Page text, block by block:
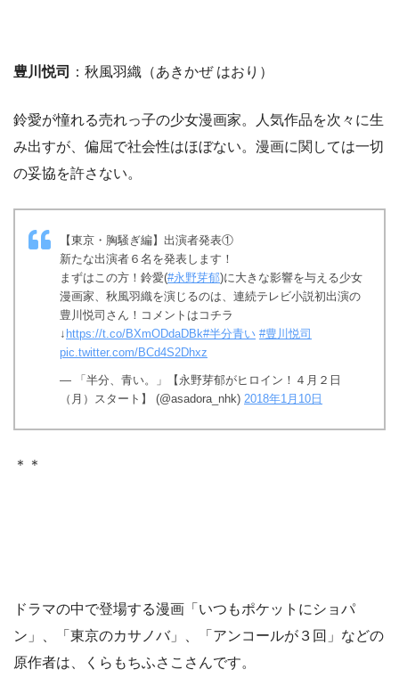
豊川悦司 ：秋風羽織（あきかぜ はおり）
鈴愛が憧れる売れっ子の少女漫画家。人気作品を次々に生
み出すが、偏屈で社会性はほぼない。漫画に関しては一切
の妥協を許さない。
【東京・胸騒ぎ編】出演者発表①
新たな出演者６名を発表します！
まずはこの方！鈴愛(#永野芽郁)に大きな影響を与える少女
漫画家、秋風羽織を演じるのは、連続テレビ小説初出演の
豊川悦司さん！コメントはコチラ
↓ https://t.co/BXmODdaDBk#半分青い #豊川悦司
pic.twitter.com/BCd4S2Dhxz
— 「半分、青い。」【永野芽郁がヒロイン！４月２日
（月）スタート】 (@asadora_nhk) 2018年1月10日
＊＊
ドラマの中で登場する漫画「いつもポケットにショパ
ン」、「東京のカサノバ」、「アンコールが３回」などの
原作者は、くらもちふさこさんです。